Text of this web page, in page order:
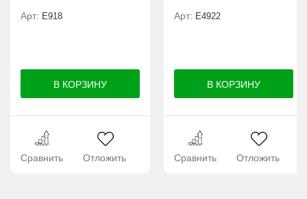
Арт: E918
Сравнить Отложить
Арт: Е4922
Сравнить Отложить